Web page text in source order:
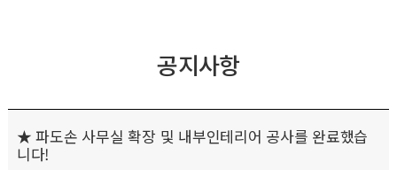
공지사항
★ 파도손 사무실 확장 및 내부인테리어 공사를 완료했습
니다!